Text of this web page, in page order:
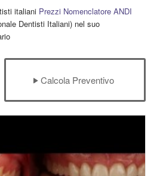
italiani Prezzi Nomenclatore ANDI
Dentisti Italiani) nel suo
Calcola Preventivo